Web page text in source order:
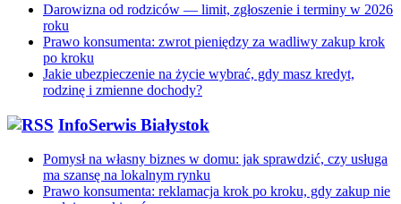
Darowizna od rodziców — limit, zgłoszenie i terminy w 2026
roku
Prawo konsumenta: zwrot pieniędzy za wadliwy zakup krok
po kroku
Jakie ubezpieczenie na życie wybrać, gdy masz kredyt,
rodzinę i zmienne dochody?
InfoSerwis Białystok
Pomysł na własny biznes w domu: jak sprawdzić, czy usługa
ma szansę na lokalnym rynku
Prawo konsumenta: reklamacja krok po kroku, gdy zakup nie